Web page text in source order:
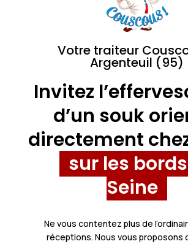
Votre traiteur
Argenteuil (95)
Invitez
d’un souk
directement
sur les
Seine
Ne vous contentez plus de
réceptions. Nous vous proposons